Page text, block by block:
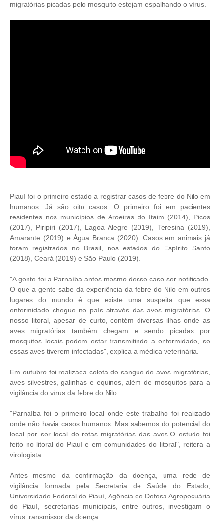
migratórias picadas pelo mosquito estejam espalhando o vírus.
Piauí foi o primeiro estado a registrar casos de febre do Nilo em
humanos. Já são oito casos. O primeiro foi em pacientes
residentes nos municípios de Aroeiras do Itaim (2014), Picos
(2017), Piripiri (2017), Lagoa Alegre (2019), Teresina (2019),
Amarante (2019) e Água Branca (2020). Casos em animais já
foram registrados no Brasil, nos estados do Espírito Santo
(2018), Ceará (2019) e São Paulo (2019).
"A gente foi a Parnaíba antes mesmo desse caso ser notificado.
O que a gente sabe da experiência da febre do Nilo em outros
lugares do mundo é que existe uma suspeita que essa
enfermidade chegue no país através das aves migratórias. O
nosso litoral, apesar de curto, contém diversas ilhas onde as
aves migratórias também chegam e sendo picadas por
mosquitos locais podem estar transmitindo a enfermidade, se
essas aves tiverem infectadas", explica a médica veterinária.
Em outubro foi realizada coleta de sangue de aves migratórias,
aves silvestres, galinhas e equinos, além de mosquitos para a
vigilância do vírus da febre do Nilo.
"Parnaíba foi o primeiro local onde este trabalho foi realizado
onde não havia casos humanos. Mas sabemos do potencial do
local por ser local de rotas migratórias das aves.O estudo foi
feito no litoral do Piauí e em comunidades do litoral", reitera a
virologista.
Antes mesmo da confirmação da doença, uma rede de
vigilância formada pela Secretaria de Saúde do Estado,
Universidade Federal do Piauí, Agência de Defesa Agropecuária
do Piauí, secretarias municipais, entre outros, investigam o
vírus transmissor da doença.